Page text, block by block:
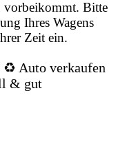
vorbeikommt. Bitte
Ihres Wagens
Zeit ein.
Auto verkaufen
& gut